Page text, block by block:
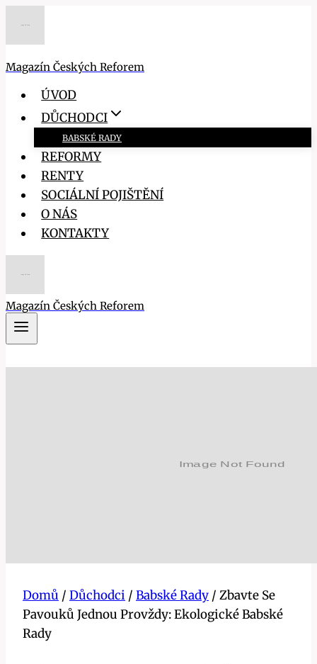
Magazín Českých Reforem
ÚVOD
DŮCHODCI
BABSKÉ RADY
REFORMY
RENTY
SOCIÁLNÍ POJIŠTĚNÍ
O NÁS
KONTAKTY
Magazín Českých Reforem
Domů / Důchodci / Babské Rady / Zbavte Se
Pavouků Jednou Provždy: Ekologické Babské
Rady